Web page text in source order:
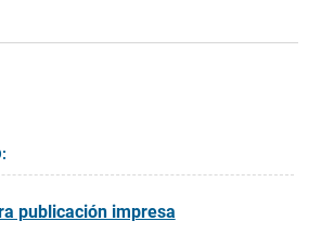
publicación impresa